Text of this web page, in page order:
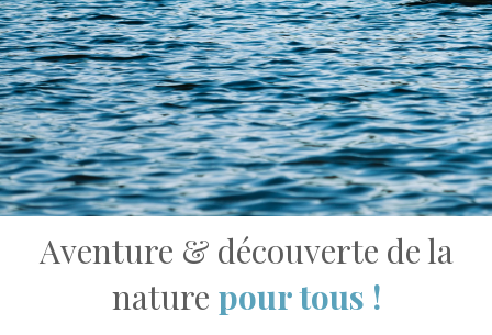
Aventure & découverte de la
nature pour tous !